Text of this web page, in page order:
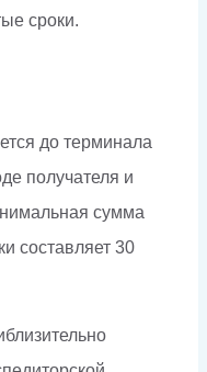
сроки.
до терминала
получателя и
сумма
составляет 30